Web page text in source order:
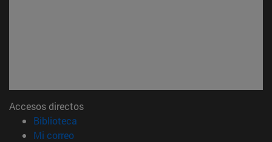
Accesos directos
Biblioteca
Mi correo(abre en nueva ventana)